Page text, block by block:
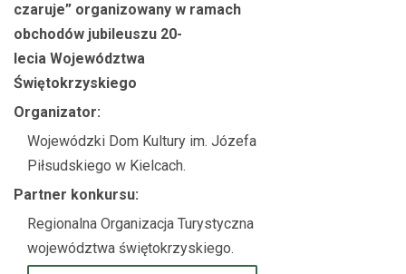
czaruje” organizowany w ramach
obchodów jubileuszu 20-
lecia Województwa
Świętokrzyskiego
Organizator:
Wojewódzki Dom Kultury im. Józefa
Piłsudskiego w Kielcach.
Partner konkursu:
Regionalna Organizacja Turystyczna
województwa świętokrzyskiego.